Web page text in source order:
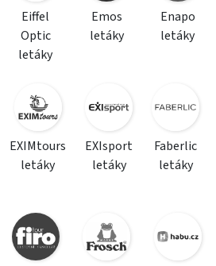
Eiffel
Optic
letáky
Emos
letáky
Enapo
letáky
EXIMtours
letáky
EXIsport
letáky
Faberlic
letáky